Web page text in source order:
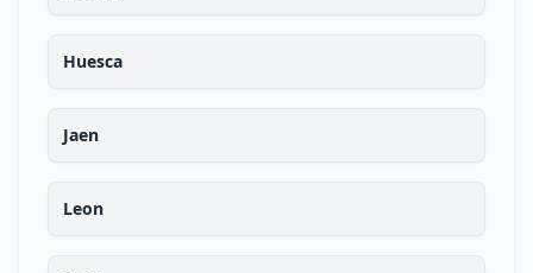
Huesca
Jaen
Leon